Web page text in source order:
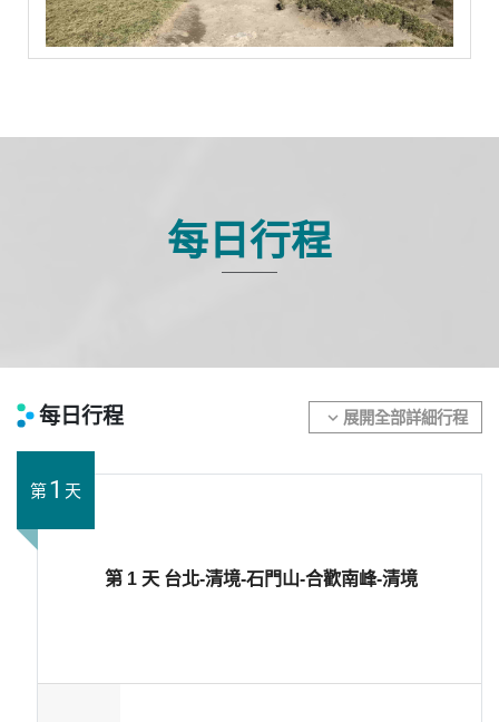
每日行程
每日行程 expand_more 展開全部詳細行程
第1 天
第 1 天 台北-清境-石門山-合歡南峰-清境